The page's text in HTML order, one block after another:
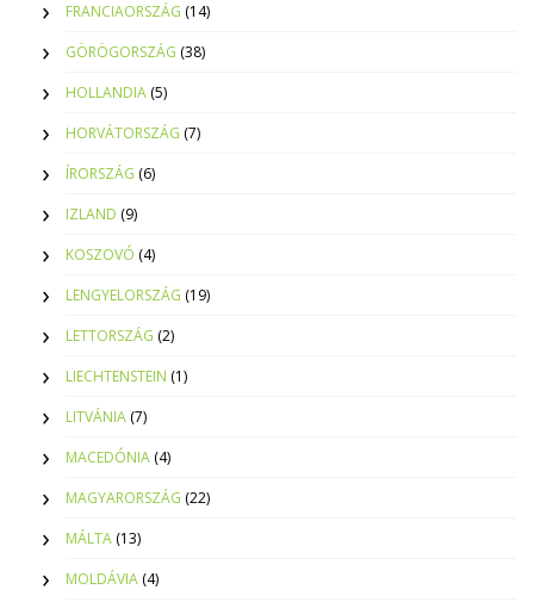
FRANCIAORSZÁG (14)
GÖRÖGORSZÁG (38)
HOLLANDIA (5)
HORVÁTORSZÁG (7)
ÍRORSZÁG (6)
IZLAND (9)
KOSZOVÓ (4)
LENGYELORSZÁG (19)
LETTORSZÁG (2)
LIECHTENSTEIN (1)
LITVÁNIA (7)
MACEDÓNIA (4)
MAGYARORSZÁG (22)
MÁLTA (13)
MOLDÁVIA (4)